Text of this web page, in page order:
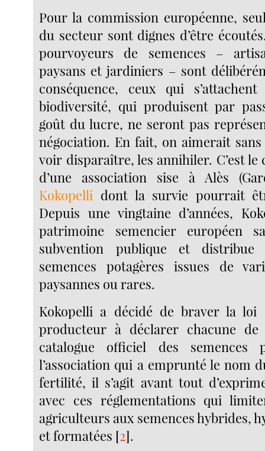
Pour la commission européenne,
du secteur sont dignes d’être
pourvoyeurs de semences –
paysans et jardiniers – sont
conséquence, ceux qui
biodiversité, qui produisent par
goût du lucre, ne seront pas
négociation. En fait, on aimerait
voir disparaître, les annihiler. C’est le
d’une association sise à Alès
Kokopelli dont la survie pourrait
Depuis une vingtaine d’années,
patrimoine semencier européen
subvention publique et
semences potagères issues de
paysannes ou rares.
Kokopelli a décidé de braver la
producteur à déclarer chacune de
catalogue officiel des semences
l’association qui a emprunté le nom
fertilité, il s’agit avant tout
avec ces réglementations qui
agriculteurs aux semences hybrides,
et formatées [2].